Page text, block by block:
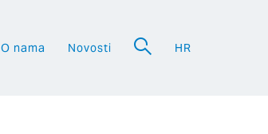
O nama Novosti HR